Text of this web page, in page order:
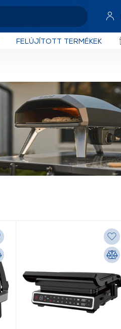
FELÚJÍTOTT TERMÉKEK